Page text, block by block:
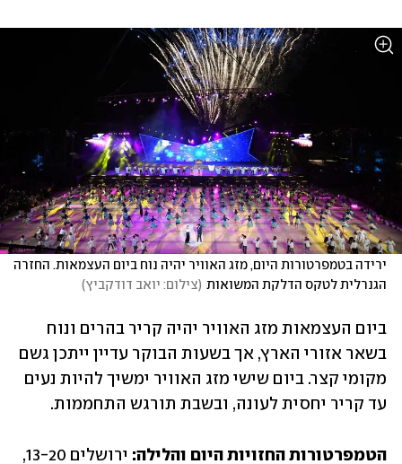
הגנרלית לטקס הדלקת המשואות (צילום: יואב דודקביץ)
עד קריר יחסית לעונה, ובשבת תורגש התחממות.
הטמפרטורות החזויות היום והלילה: